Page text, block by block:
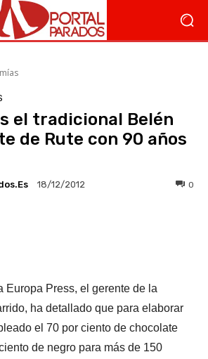
el tradicional Belén
de Rute con 90 años
18/12/2012 0
Europa Press, el gerente de la
ha detallado que para elaborar
el 70 por ciento de chocolate
de negro para más de 150